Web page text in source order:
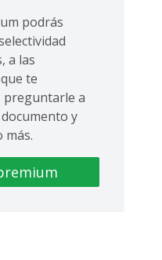
podrás
a las
te
preguntarle a
y
más.